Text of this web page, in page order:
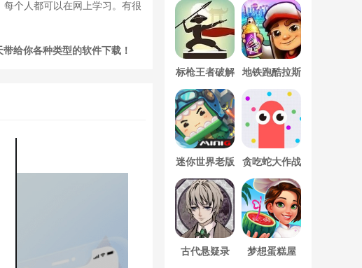
个人都可以在网上学习。有很
带给你各种类型的软件下载！
标枪王者破解
版无限金币钻
石内置菜单
地铁跑酷拉斯
维加斯新触控
内置菜单版
迷你世界老版
本下载
贪吃蛇大作战
破解版
古代悬疑录 梦想蛋糕屋